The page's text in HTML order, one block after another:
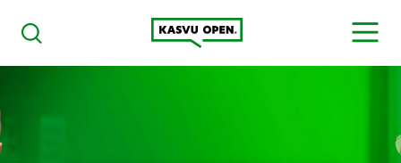
Haku
Kasvu Open
MENU